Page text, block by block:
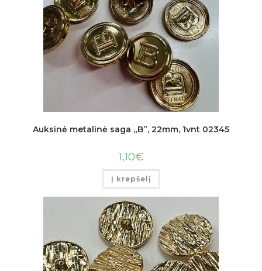
Auksinė metalinė saga „B”, 22mm, 1vnt 02345
1,10€
Į krepšelį